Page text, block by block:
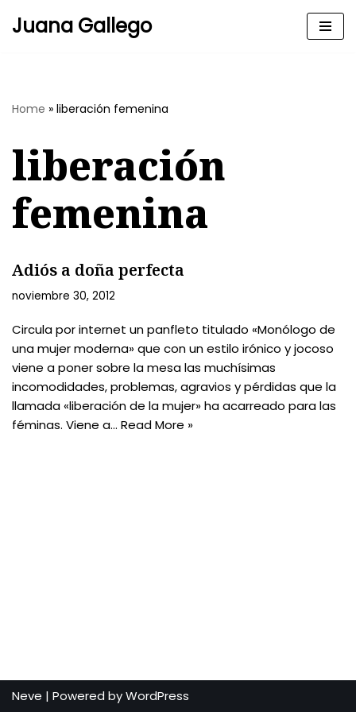
Juana Gallego
Home » liberación femenina
liberación
femenina
Adiós a doña perfecta
noviembre 30, 2012
Circula por internet un panfleto titulado «Monólogo de
una mujer moderna» que con un estilo irónico y jocoso
viene a poner sobre la mesa las muchísimas
incomodidades, problemas, agravios y pérdidas que la
llamada «liberación de la mujer» ha acarreado para las
féminas. Viene a… Read More »
Neve | Powered byWordPress